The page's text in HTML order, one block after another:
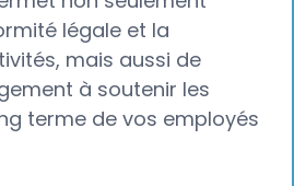
légale et la
mais aussi de
à soutenir les
terme de vos employés